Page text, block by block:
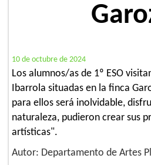
10 de octubre de 2024
Los alumnos/as de 1º ESO
Ibarrola situadas en la finca
para ellos será inolvidable,
naturaleza, pudieron crear sus
artísticas".
Autor: Departamento de Artes